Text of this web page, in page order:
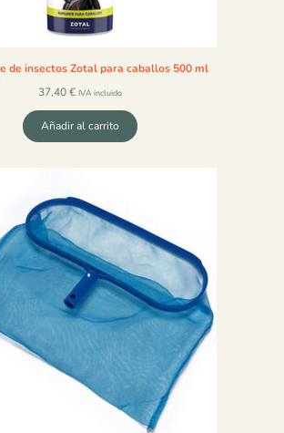
de insectos Zotal para caballos 500 ml
37,40€ IVA incluido
Añadir al carrito